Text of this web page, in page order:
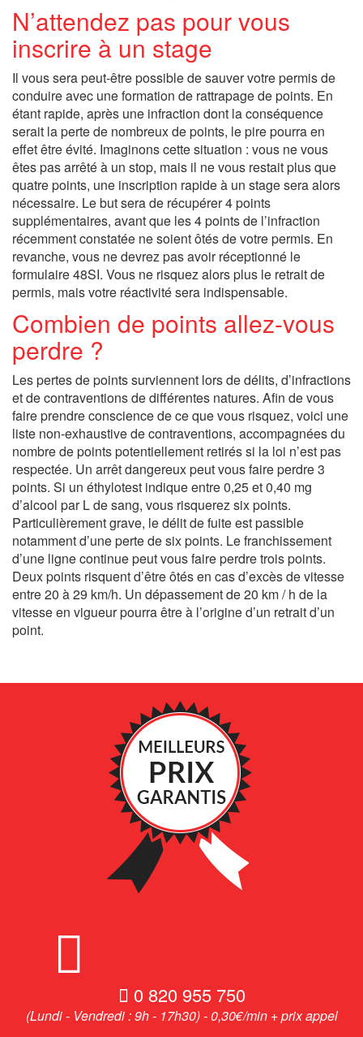
N’attendez pas pour vous
inscrire à un stage
Il vous sera peut-être possible de sauver votre permis de
conduire avec une formation de rattrapage de points. En
étant rapide, après une infraction dont la conséquence
serait la perte de nombreux de points, le pire pourra en
effet être évité. Imaginons cette situation : vous ne vous
êtes pas arrêté à un stop, mais il ne vous restait plus que
quatre points, une inscription rapide à un stage sera alors
nécessaire. Le but sera de récupérer 4 points
supplémentaires, avant que les 4 points de l’infraction
récemment constatée ne soient ôtés de votre permis. En
revanche, vous ne devrez pas avoir réceptionné le
formulaire 48SI. Vous ne risquez alors plus le retrait de
permis, mais votre réactivité sera indispensable.
Combien de points allez-vous
perdre ?
Les pertes de points surviennent lors de délits, d’infractions
et de contraventions de différentes natures. Afin de vous
faire prendre conscience de ce que vous risquez, voici une
liste non-exhaustive de contraventions, accompagnées du
nombre de points potentiellement retirés si la loi n’est pas
respectée. Un arrêt dangereux peut vous faire perdre 3
points. Si un éthylotest indique entre 0,25 et 0,40 mg
d’alcool par L de sang, vous risquerez six points.
Particulièrement grave, le délit de fuite est passible
notamment d’une perte de six points. Le franchissement
d’une ligne continue peut vous faire perdre trois points.
Deux points risquent d’être ôtés en cas d’excès de vitesse
entre 20 à 29 km/h. Un dépassement de 20 km / h de la
vitesse en vigueur pourra être à l’origine d’un retrait d’un
point.
0 820 955 750
(Lundi - Vendredi : 9h - 17h30) - 0,30€/min + prix appel